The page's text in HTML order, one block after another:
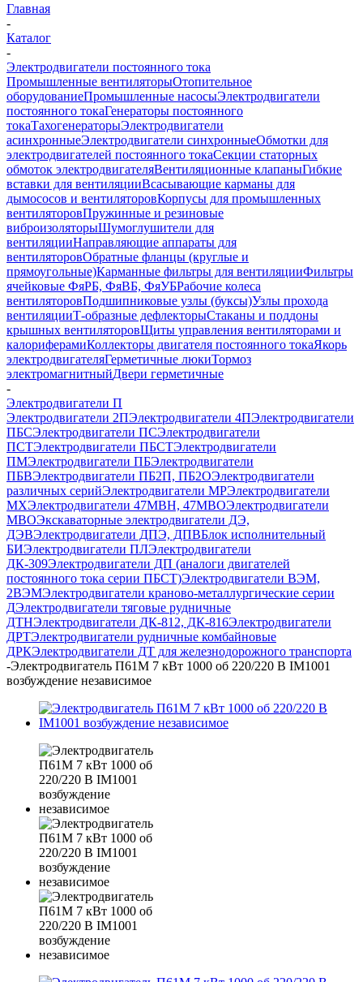
Главная
-
Каталог
-
Электродвигатели постоянного тока
Промышленные вентиляторыОтопительное
оборудованиеПромышленные насосыЭлектродвигатели
постоянного токаГенераторы постоянного
токаТахогенераторыЭлектродвигатели
асинхронныеЭлектродвигатели синхронныеОбмотки для
электродвигателей постоянного токаСекции статорных
обмоток электродвигателяВентиляционные клапаныГибкие
вставки для вентиляцииВсасывающие карманы для
дымососов и вентиляторовКорпусы для промышленных
вентиляторовПружинные и резиновые
виброизоляторыШумоглушители для
вентиляцииНаправляющие аппараты для
вентиляторовОбратные фланцы (круглые и
прямоугольные)Карманные фильтры для вентиляцииФильтры
ячейковые ФяРБ, ФяВБ, ФяУБРабочие колеса
вентиляторовПодшипниковые узлы (буксы)Узлы прохода
вентиляцииТ-образные дефлекторыСтаканы и поддоны
крышных вентиляторовЩиты управления вентиляторами и
калориферамиКоллекторы двигателя постоянного токаЯкорь
электродвигателяГерметичные люкиТормоз
электромагнитныйДвери герметичные
-
Электродвигатели П
Электродвигатели 2ПЭлектродвигатели 4ПЭлектродвигатели
ПБСЭлектродвигатели ПСЭлектродвигатели
ПСТЭлектродвигатели ПБСТЭлектродвигатели
ПМЭлектродвигатели ПБЭлектродвигатели
ПБВЭлектродвигатели ПБ2П, ПБ2ОЭлектродвигатели
различных серийЭлектродвигатели МРЭлектродвигатели
MXЭлектродвигатели 47MBH, 47МВОЭлектродвигатели
MBOЭкскаваторные электродвигатели ДЭ,
ДЭВЭлектродвигатели ДПЭ, ДПВБлок исполнительный
БИЭлектродвигатели ПЛЭлектродвигатели
ДК-309Электродвигатели ДП (аналоги двигателей
постоянного тока серии ПБСТ)Электродвигатели ВЭМ,
2ВЭМЭлектродвигатели краново-металлургические серии
ДЭлектродвигатели тяговые рудничные
ДТНЭлектродвигатели ДК-812, ДК-816Электродвигатели
ДРТЭлектродвигатели рудничные комбайновые
ДРКЭлектродвигатели ДТ для железнодорожного транспорта
-Электродвигатель П61М 7 кВт 1000 об 220/220 В IM1001
возбуждение независимое